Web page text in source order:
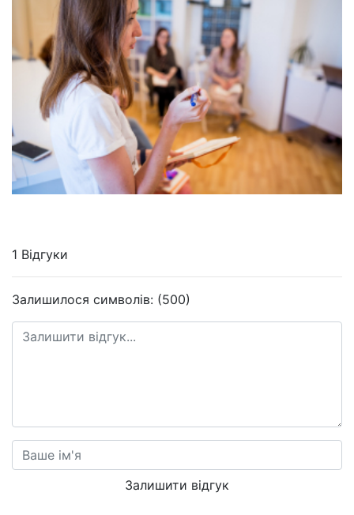
1 Відгуки
Залишилося символів: (500)
Залишити відгук